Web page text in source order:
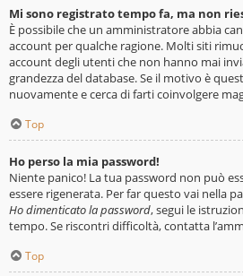
Mi sono registrato tempo fa, ma non
È possibile che un amministratore abbia
account per qualche ragione. Molti siti
account degli utenti che non hanno mai
grandezza del database. Se il motivo è
nuovamente e cerca di farti coinvolgere
Top
Ho perso la mia password!
Niente panico! La tua password non può
essere rigenerata. Per far questo vai nella
Ho dimenticato la password, segui le
tempo. Se riscontri difficoltà, contatta
Top